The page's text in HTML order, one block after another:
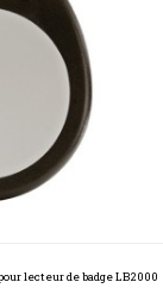
lecteur de badge LB2000